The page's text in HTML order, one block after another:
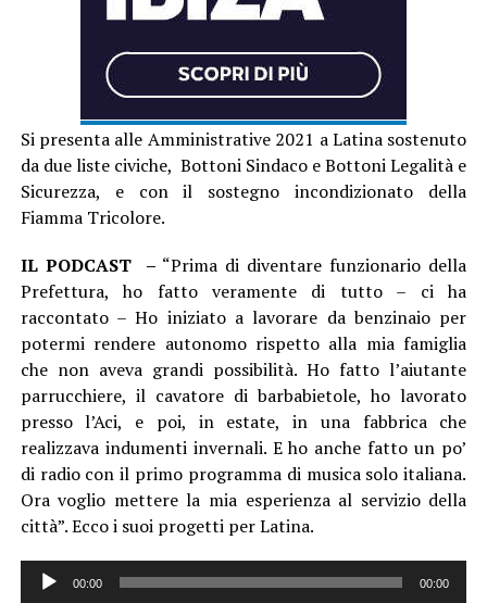
Si presenta alle Amministrative 2021 a Latina sostenuto
da due liste civiche, Bottoni Sindaco e Bottoni Legalità e
Sicurezza, e con il sostegno incondizionato della
Fiamma Tricolore.
IL PODCAST – “Prima di diventare funzionario della
Prefettura, ho fatto veramente di tutto – ci ha
raccontato – Ho iniziato a lavorare da benzinaio per
potermi rendere autonomo rispetto alla mia famiglia
che non aveva grandi possibilità. Ho fatto l’aiutante
parrucchiere, il cavatore di barbabietole, ho lavorato
presso l’Aci, e poi, in estate, in una fabbrica che
realizzava indumenti invernali. E ho anche fatto un po’
di radio con il primo programma di musica solo italiana.
Ora voglio mettere la mia esperienza al servizio della
città”. Ecco i suoi progetti per Latina.
Audio
00:00 00:00